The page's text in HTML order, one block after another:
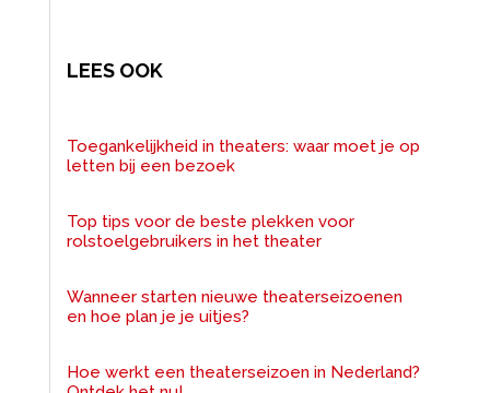
LEES OOK
Toegankelijkheid in theaters: waar moet je op
letten bij een bezoek
Top tips voor de beste plekken voor
rolstoelgebruikers in het theater
Wanneer starten nieuwe theaterseizoenen
en hoe plan je je uitjes?
Hoe werkt een theaterseizoen in Nederland?